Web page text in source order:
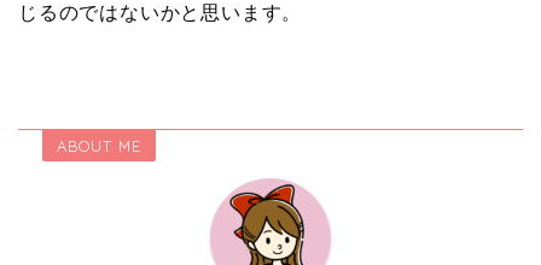
じるのではないかと思います。
ABOUT ME